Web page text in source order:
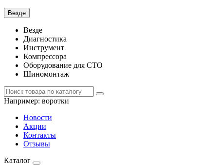
Везде
Везде
Диагностика
Инструмент
Компрессора
Оборудование для СТО
Шиномонтаж
Например: воротки
Новости
Акции
Контакты
Отзывы
Каталог